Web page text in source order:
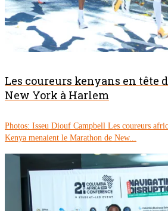
Les coureurs kenyans en tête
New York à Harlem
Photos: Isseu Diouf Campbell Les coureurs
Kenya menaient le Marathon de New...